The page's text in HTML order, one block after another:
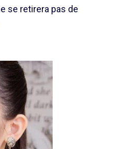
se retirera pas de